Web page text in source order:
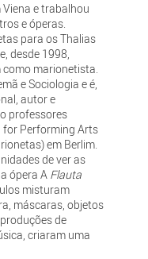
e trabalhou
e óperas.
para os Thalias
desde 1998,
marionetista.
e Sociologia e é,
autor e
professores
for Performing Arts
em Berlim.
de ver as
ópera A Flauta
misturam
máscaras, objetos
de
criaram uma